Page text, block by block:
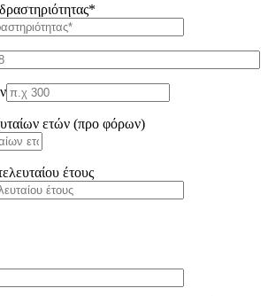
ετών (προ φόρων)
έτους